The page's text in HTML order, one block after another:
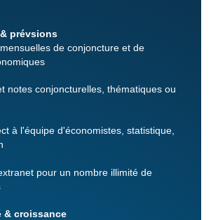
prévsions
de conjoncture et de
notes conjoncturelles, thématiques ou
à l'équipe d'économistes, statistique,
pour un nombre illimité de
& croissance